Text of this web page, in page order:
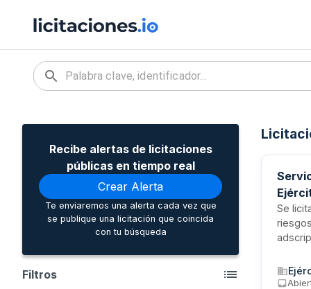
Recibe alertas de licitaciones
públicas en tiempo real
Crear Alerta
Te enviaremos una alerta cada vez que
se publique una licitación que coincida
con tu búsqueda
Filtros
Se